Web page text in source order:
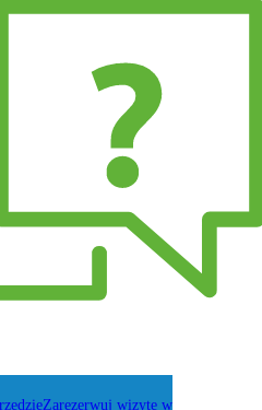
Zarezerwuj wizytę w